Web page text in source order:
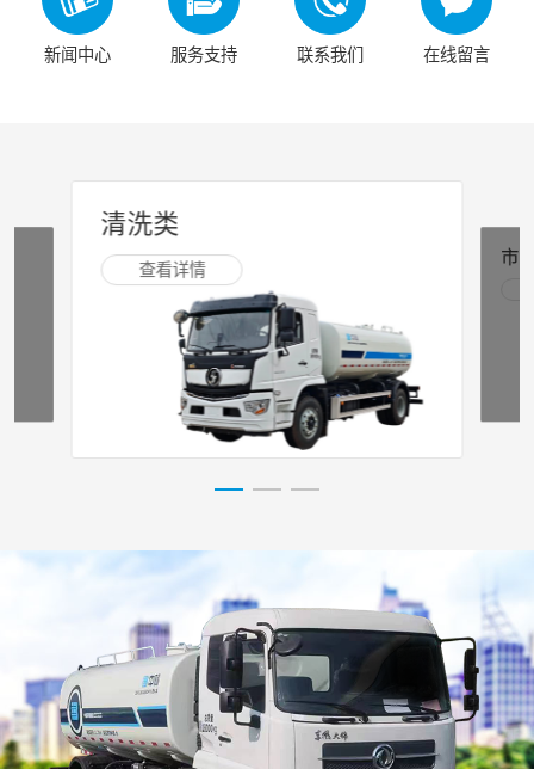
新闻中心 服务支持 联系我们 在线留言
市政类
查看详情